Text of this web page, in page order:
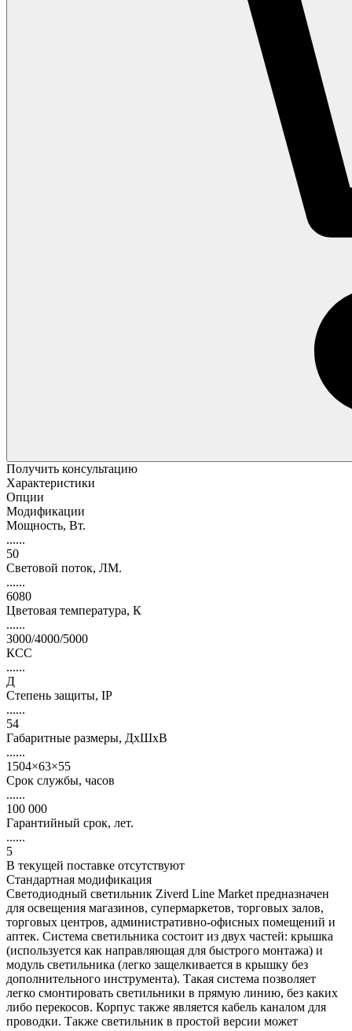
Получить консультацию
Характеристики
Опции
Модификации
Мощность, Вт.
......
50
Световой поток, ЛМ.
......
6080
Цветовая температура, К
......
3000/4000/5000
КСС
......
Д
Степень защиты, IP
......
54
Габаритные размеры, ДхШхВ
......
1504×63×55
Срок службы, часов
......
100 000
Гарантийный срок, лет.
......
5
В текущей поставке отсутствуют
Стандартная модификация
Светодиодный светильник Ziverd Line Market предназначен
для освещения магазинов, супермаркетов, торговых залов,
торговых центров, административно-офисных помещений и
аптек. Система светильника состоит из двух частей: крышка
(используется как направляющая для быстрого монтажа) и
модуль светильника (легко защелкивается в крышку без
дополнительного инструмента). Такая система позволяет
легко смонтировать светильники в прямую линию, без каких
либо перекосов. Корпус также является кабель каналом для
проводки. Также светильник в простой версии может